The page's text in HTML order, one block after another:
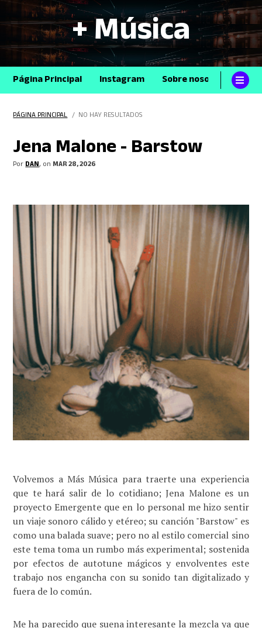
+ Música
Página Principal Instagram Sobre nosotros
PÁGINA PRINCIPAL / NO HAY RESULTADOS
Jena Malone - Barstow
PorDAN, on MAR 28, 2026
Volvemos a Más Música para traerte una experiencia
que te hará salir de lo cotidiano; Jena Malone es un
proyecto Emergente que en lo personal me hizo sentir
un viaje sonoro cálido y etéreo; su canción "Barstow" es
como una balada suave; pero no al estilo comercial sino
este tema toma un rumbo más experimental; sostenida
por efectos de autotune mágicos y envolventes este
trabajo nos engancha con su sonido tan digitalizado y
fuera de lo común.
Me ha parecido que suena interesante la mezcla ya que